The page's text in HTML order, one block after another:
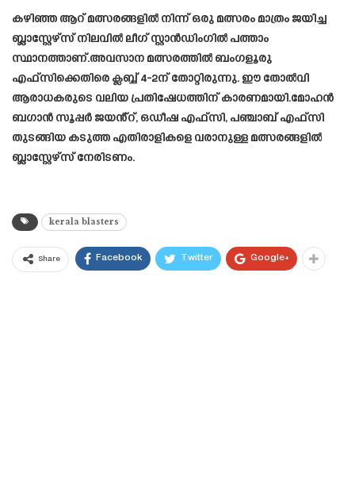
കഴിഞ്ഞ ആറ് മത്സരങ്ങളിൽ നിന്ന് ഒരു മത്സരം മാത്രം ജയിച്ച
ബ്ലാസ്റ്റേഴ്‌സ് നിലവിൽ ലീഗ് സ്റ്റാൻഡിംഗിൽ പത്താം
സ്ഥാനത്താണ്.അവസാന മത്സരത്തിൽ ബംഗളൂരു
എഫ്‌സിക്കെതിരെ ക്ലബ്ബ് 4-2ന് തോറ്റിരുന്നു. ഈ തോൽവി
ആരാധകരുടെ വലിയ പ്രതിഷേധത്തിന് കാരണമായി.മോഹൻ
ബഗാൻ സൂപ്പർ ജയൻ്റ്, ഒഡീഷ എഫ്‌സി, പഞ്ചാബ് എഫ്‌സി
തുടങ്ങിയ കടുത്ത എതിരാളികളെ വരാനുള്ള മത്സരങ്ങളിൽ
ബ്ലാസ്റ്റേഴ്‌സ് നേരിടണം.
kerala blasters
Share Facebook Twitter Google+